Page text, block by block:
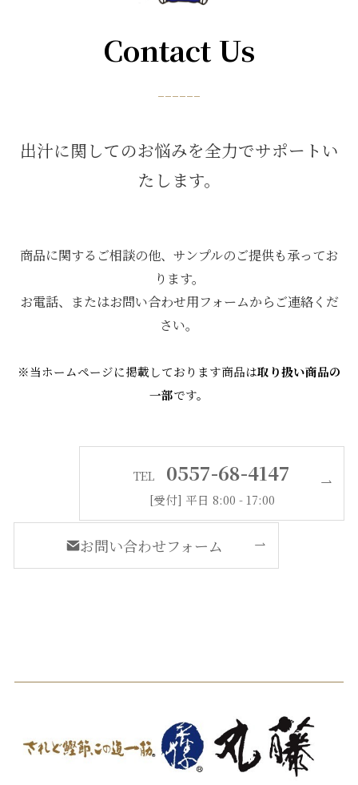
Contact Us
------
出汁に関してのお悩みを全力でサポートい
たします。
商品に関するご相談の他、サンプルのご提供も承ってお
ります。
お電話、またはお問い合わせ用フォームからご連絡くだ
さい。
※当ホームページに掲載しております商品は取り扱い商品の
一部です。
TEL 0557-68-4147
[受付] 平日 8:00 - 17:00
お問い合わせフォーム